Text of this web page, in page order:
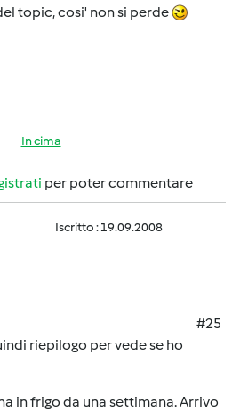
topic, cosi' non si perde
In cima
per poter commentare
Iscritto : 19.09.2008
#25
riepilogo per vede se ho
in frigo da una settimana. Arrivo